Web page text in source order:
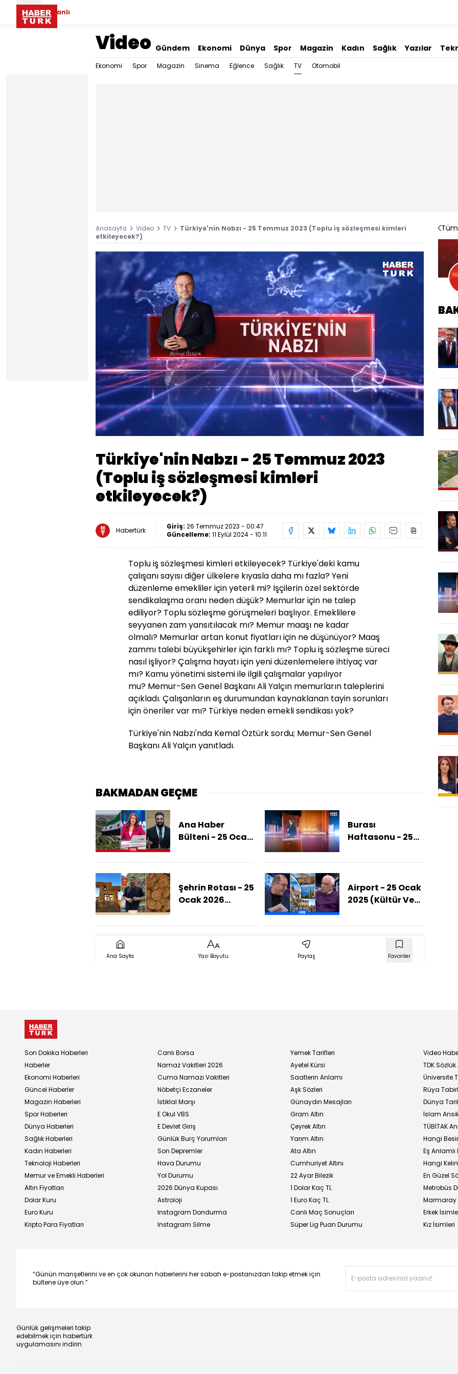
Canlı
Video Gündem Ekonomi Dünya Spor Magazin Kadın Sağlık Yazılar
Ekonomi Spor Magazin Sinema Eğlence Sağlık TV Otomobil
Anasayfa Video TV
Türkiye'nin Nabzı - 25 Temmuz 2023 (Toplu iş sözleşmesi kimleri
etkileyecek?)
Yüklendi:
0.27%
Oynatma
Türkiye'nin Nabzı - 25 Temmuz 2023
(Toplu iş sözleşmesi kimleri
etkileyecek?)
Habertürk Giriş: 26 Temmuz 2023 - 00:47
Güncelleme: 11 Eylül 2024 - 10:11
Toplu iş sözleşmesi kimleri etkileyecek? Türkiye'deki kamu
çalışanı sayısı diğer ülkelere kıyasla daha mı fazla? Yeni
düzenleme emekliler için yeterli mi? İşçilerin özel sektörde
sendikalaşma oranı neden düşük? Memurlar için ne talep
ediliyor? Toplu sözleşme görüşmeleri başlıyor. Emeklilere
seyyanen zam yansıtılacak mı? Memur maaşı ne kadar
olmalı? Memurlar artan konut fiyatları için ne düşünüyor? Maaş
zammı talebi büyükşehirler için farklı mı? Toplu iş sözleşme süreci
nasıl işliyor?Çalışma hayatı için yeni düzenlemelere ihtiyaç var
mı? Kamu yönetimi sistemi ile ilgili çalışmalar yapılıyor
mu? Memur-Sen Genel Başkanı Ali Yalçın memurların taleplerini
açıkladı. Çalışanların eş durumundan kaynaklanan tayin sorunları
için öneriler var mı? Türkiye neden emekli sendikası yok?
Türkiye'nin Nabzı'nda Kemal Öztürk sordu; Memur-Sen Genel
Başkanı Ali Yalçın yanıtladı.
BAKMADAN GEÇME
Ana Haber
Bülteni - 25 Ocak
Kalıcı Barış
Burası
Haftasonu - 25
(ABD'de Göç Krizi
Şehrin Rotası - 25
Ocak 2026
Uşak'ta: Ege'nin
Bir Yolculuk)
Airport - 25 Ocak
2025 (Kültür Ve
Olmalı?)
Ana Sayfa Yazı Boyutu Paylaş Favoriler
Son Dakika Haberleri
Haberler
Ekonomi Haberleri
Güncel Haberler
Magazin Haberleri
Spor Haberleri
Dünya Haberleri
Sağlık Haberleri
Kadın Haberleri
Teknoloji Haberleri
Memur ve Emekli Haberleri
Altın Fiyatları
Dolar Kuru
Euro Kuru
Kripto Para Fiyatları
Canlı Borsa
Namaz Vakitleri 2026
Cuma Namazı Vakitleri
Nöbetçi Eczaneler
İstiklal Marşı
E Okul VBS
E Devlet Giriş
Günlük Burç Yorumları
Son Depremler
Hava Durumu
Yol Durumu
2026 Dünya Kupası
Astroloji
Instagram Dondurma
Instagram Silme
Yemek Tarifleri
Ayetel Kürsi
Saatlerin Anlamı
Aşk Sözleri
Günaydın Mesajları
Gram Altın
Çeyrek Altın
Yarım Altın
Ata Altın
Cumhuriyet Altını
22 Ayar Bilezik
1 Dolar Kaç TL
1 Euro Kaç TL
Canlı Maç Sonuçları
Süper Lig Puan Durumu
Video
TDK
Üniversite
Rüya
Dünya
İslam
TÜBİTAK
Hangi
Eş
Hangi
En Güzel
Metrobüs
Marmaray
Erkek
Kız İsimleri
“Günün manşetlerini ve en çok okunan haberlerini her sabah e-postanızdan takip etmek için
bültene üye olun.”
Günlük gelişmeleri takip
edebilmek için habertürk
uygulamasını indirin